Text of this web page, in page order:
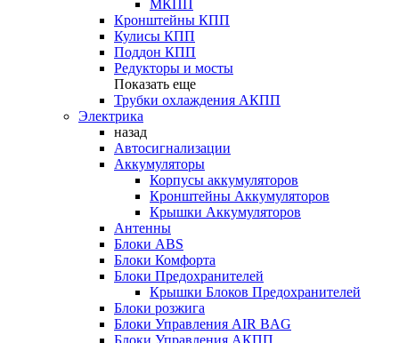
МКПП
Кронштейны КПП
Кулисы КПП
Поддон КПП
Редукторы и мосты
Показать еще
Трубки охлаждения АКПП
Электрика
назад
Автосигнализации
Аккумуляторы
Корпусы аккумуляторов
Кронштейны Аккумуляторов
Крышки Аккумуляторов
Антенны
Блоки ABS
Блоки Комфорта
Блоки Предохранителей
Крышки Блоков Предохранителей
Блоки розжига
Блоки Управления AIR BAG
Блоки Управления АКПП